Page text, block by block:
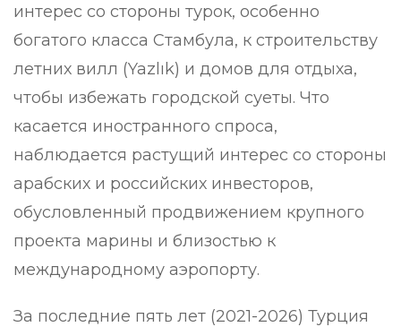
интерес со стороны турок, особенно
богатого класса Стамбула, к строительству
летних вилл (Yazlık) и домов для отдыха,
чтобы избежать городской суеты. Что
касается иностранного спроса,
наблюдается растущий интерес со стороны
арабских и российских инвесторов,
обусловленный продвижением крупного
проекта марины и близостью к
международному аэропорту.
За последние пять лет (2021-2026) Турция